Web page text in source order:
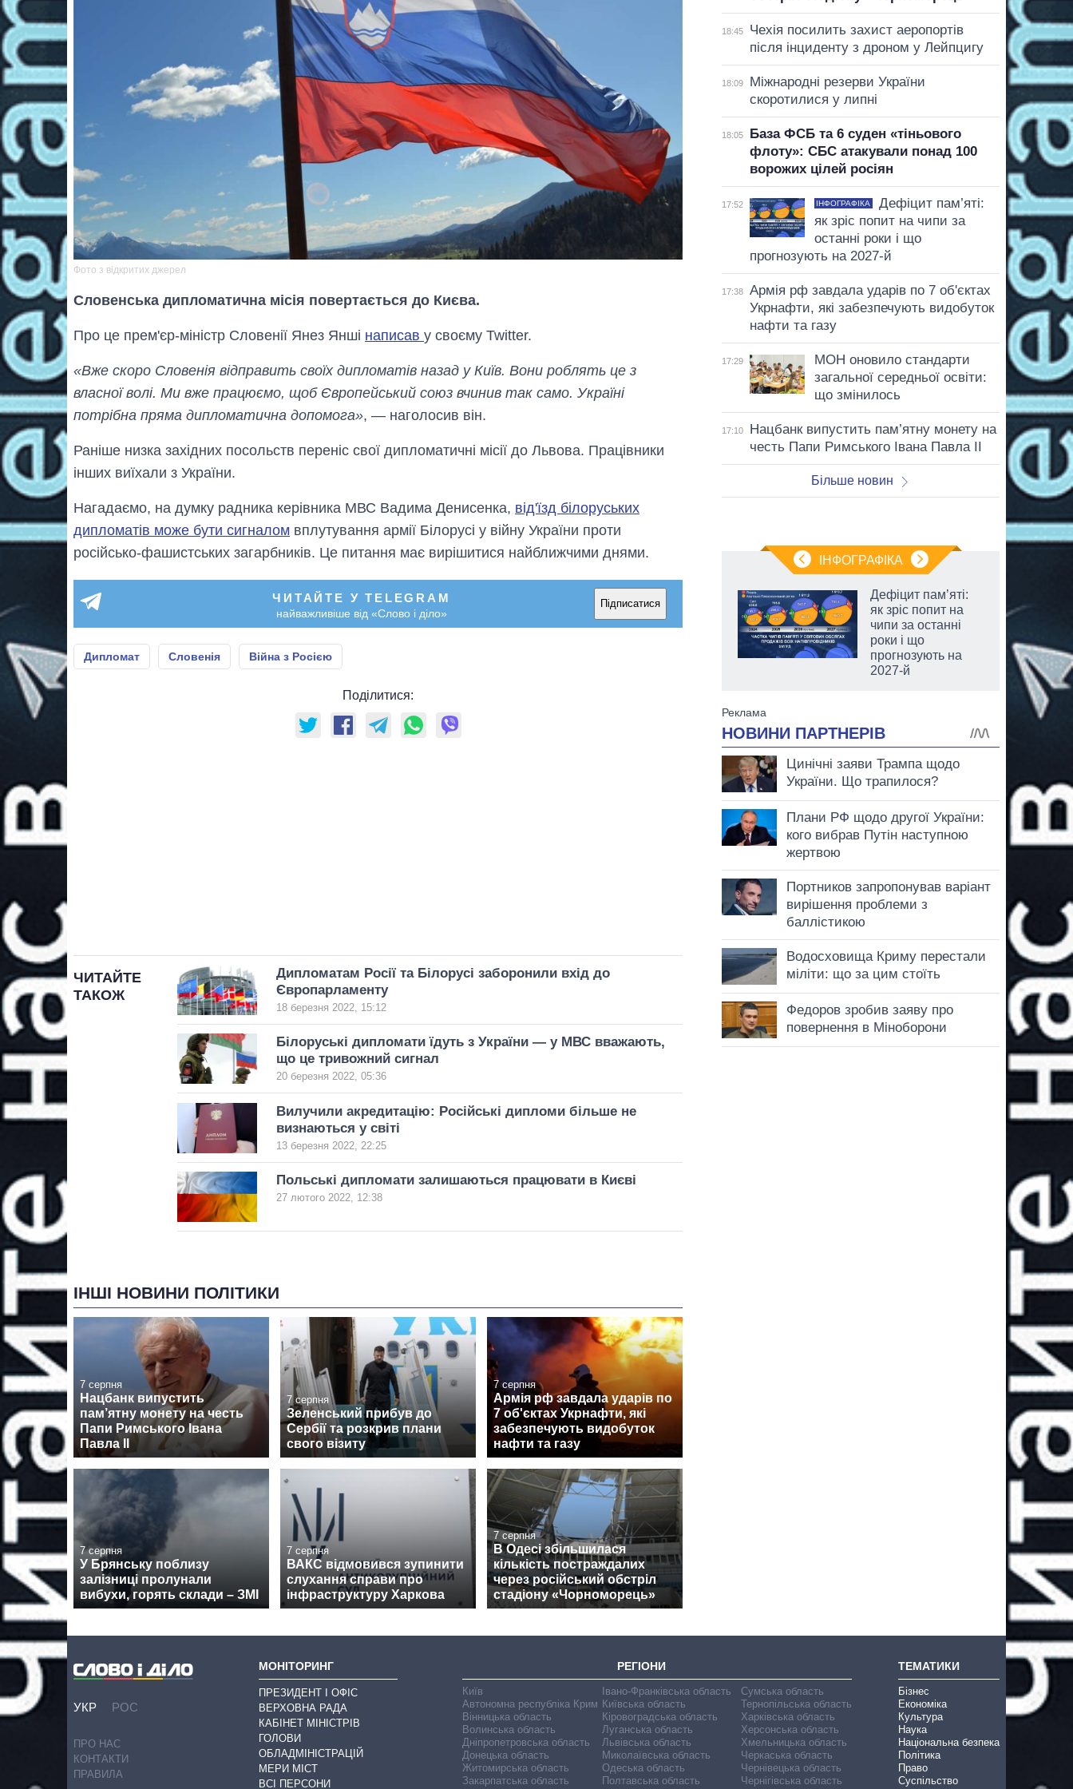
Фото з відкритих джерел
Словенська дипломатична місія повертається до Києва.
Про це прем'єр-міністр Словенії Янез Янші написав у своєму Twitter.
«Вже скоро Словенія відправить своїх дипломатів назад у Київ. Вони роблять це з
власної волі. Ми вже працюємо, щоб Європейський союз вчинив так само. Україні
потрібна пряма дипломатична допомога», — наголосив він.
Раніше низка західних посольств переніс свої дипломатичні місії до Львова. Працівники
інших виїхали з України.
Нагадаємо, на думку радника керівника МВС Вадима Денисенка, від'їзд білоруських
дипломатів може бути сигналом вплутування армії Білорусі у війну України проти
російсько-фашистських загарбників. Це питання має вирішитися найближчими днями.
ЧИТАЙТЕ У TELEGRAM
найважливіше від «Слово і діло»
Підписатися
Дипломат Словенія Війна з Росією
Поділитися:
ЧИТАЙТЕ
ТАКОЖ
Дипломатам Росії та Білорусі заборонили вхід до
Європарламенту
18 березня 2022, 15:12
Білоруські дипломати їдуть з України — у МВС вважають,
що це тривожний сигнал
20 березня 2022, 05:36
Вилучили акредитацію: Російські дипломи більше не
визнаються у світі
13 березня 2022, 22:25
Польські дипломати залишаються працювати в Києві
27 лютого 2022, 12:38
ІНШІ НОВИНИ ПОЛІТИКИ
7 серпня
Нацбанк випустить
пам’ятну монету на честь
Папи Римського Івана
Павла II
7 серпня
Зеленський прибув до
Сербії та розкрив плани
свого візиту
7 серпня
Армія рф завдала ударів по
7 об'єктах Укрнафти, які
забезпечують видобуток
нафти та газу
7 серпня
У Брянську поблизу
залізниці пролунали
вибухи, горять склади – ЗМІ
7 серпня
ВАКС відмовився зупинити
слухання справи про
інфраструктуру Харкова
7 серпня
В Одесі збільшилася
кількість постраждалих
через російський обстріл
стадіону «Чорноморець»
18:45
Чехія посилить захист аеропортів
після інциденту з дроном у Лейпцигу
18:09
Міжнародні резерви України
скоротилися у липні
18:05
База ФСБ та 6 суден «тіньового
флоту»: СБС атакували понад 100
ворожих цілей росіян
17:52 ІНФОГРАФІКА
Дефіцит пам’яті:
як зріс попит на чипи за
останні роки і що
прогнозують на 2027-й
17:38
Армія рф завдала ударів по 7 об'єктах
Укрнафти, які забезпечують видобуток
нафти та газу
17:29
МОН оновило стандарти
загальної середньої освіти:
що змінилось
17:10
Нацбанк випустить пам’ятну монету на
честь Папи Римського Івана Павла II
Більше новин
ІНФОГРАФІКА
Від 1 місяця – до 5
років: хто і як
довго обіймав
Дефіцит пам’яті:
як зріс попит на
чипи за останні
роки і що
прогнозують на
2027-й
УКР РОС
ПРО НАС
КОНТАКТИ
ПРАВИЛА
МОНІТОРИНГ
ПРЕЗИДЕНТ І ОФІС
ВЕРХОВНА РАДА
КАБІНЕТ МІНІСТРІВ
ГОЛОВИ
ОБЛАДМІНІСТРАЦІЙ
МЕРИ МІСТ
ВСІ ПЕРСОНИ
РЕГІОНИ
Київ
Автономна республіка Крим
Вінницька область
Волинська область
Дніпропетровська область
Донецька область
Житомирська область
Закарпатська область
Івано-Франківська область
Київська область
Кіровоградська область
Луганська область
Львівська область
Миколаївська область
Одеська область
Полтавська область
Сумська область
Тернопільська область
Харківська область
Херсонська область
Хмельницька область
Черкаська область
Чернівецька область
Чернігівська область
ТЕМАТИКИ
Бізнес
Економіка
Культура
Наука
Національна безпека
Політика
Право
Суспільство